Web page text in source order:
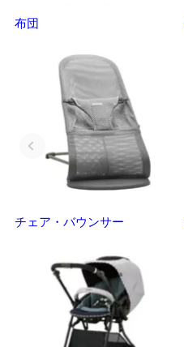
布団
チェア・バウンサー